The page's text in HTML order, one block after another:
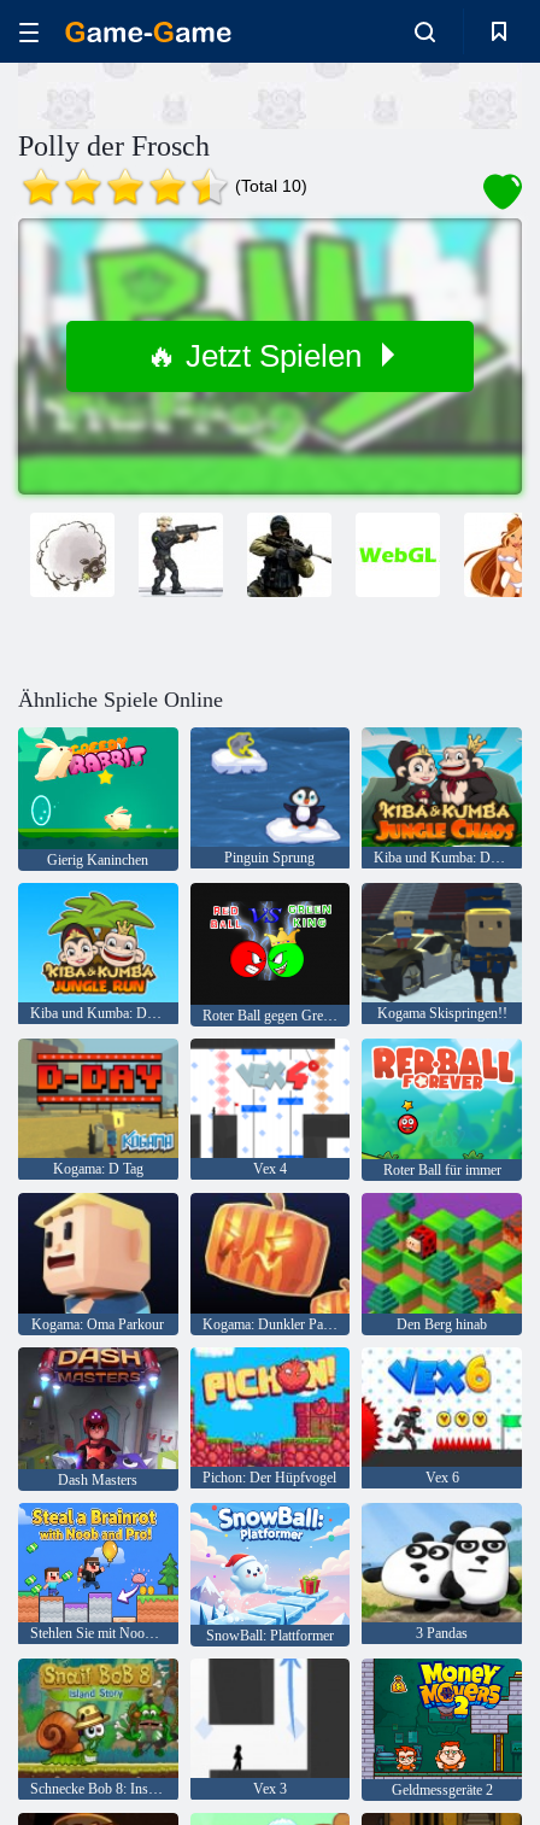
Polly der Frosch
(Total 10)
🔥 Jetzt Spielen
Ähnliche Spiele Online
Gierig Kaninchen Pinguin Sprung Kiba und Kumba: Dschungelchaos
Kiba und Kumba: Dschungellauf Roter Ball gegen Green King Kogama Skispringen!!
Kogama: D Tag Vex 4 Roter Ball für immer
Kogama: Oma Parkour Kogama: Dunkler Parkour Den Berg hinab
Dash Masters Pichon: Der Hüpfvogel Vex 6
Stehlen Sie mit Noob und Pro einen Brainrot! SnowBall: Plattformer 3 Pandas
Schnecke Bob 8: Inselgeschichte Vex 3 Geldmessgeräte 2